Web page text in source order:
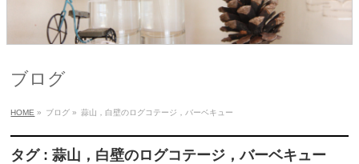
ブログ
HOME » ブログ » 蒜山，白壁のログコテージ，バーベキュー
タグ : 蒜山，白壁のログコテージ，バーベキュー